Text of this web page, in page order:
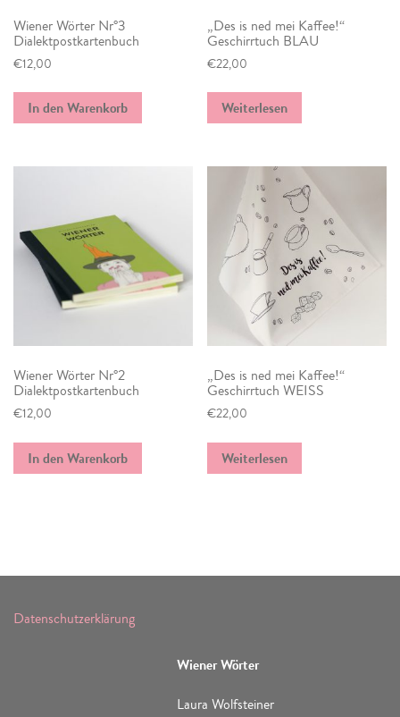
Wiener Wörter Nr°3
Dialektpostkartenbuch
€12,00
In den Warenkorb
„Des is ned mei Kaffee!“
Geschirrtuch BLAU
€22,00
Weiterlesen
Wiener Wörter Nr°2
Dialektpostkartenbuch
€12,00
In den Warenkorb
„Des is ned mei Kaffee!“
Geschirrtuch WEISS
€22,00
Weiterlesen
Datenschutzerklärung
Wiener Wörter
Laura Wolfsteiner